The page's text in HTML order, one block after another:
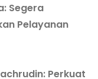
Segera
Pelayanan
Perkuat